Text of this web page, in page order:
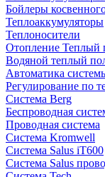
Бойлеры
Теплоаккумуляторы
Теплоносители
Отопление Теплый
Водяной теплый
Автоматика
Регулирование по
Система Berg
Беспроводная
Проводная система
Система Kromwell
Система Salus iT600
Система Salus